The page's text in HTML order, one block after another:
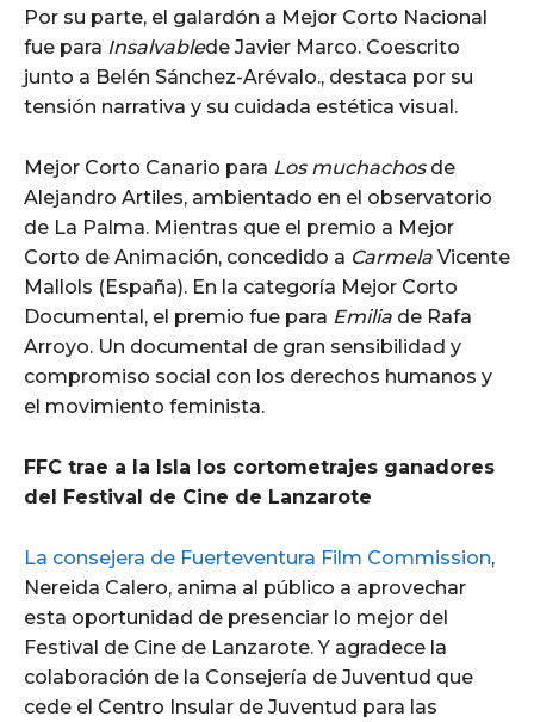
Por su parte, el galardón a Mejor Corto Nacional
fue para Insalvablede Javier Marco. Coescrito
junto a Belén Sánchez-Arévalo., destaca por su
tensión narrativa y su cuidada estética visual.
Mejor Corto Canario para Los muchachosde
Alejandro Artiles, ambientado en el observatorio
de La Palma. Mientras que el premio a Mejor
Corto de Animación, concedido a Carmela Vicente
Mallols (España). En la categoría Mejor Corto
Documental, el premio fue para Emilia de Rafa
Arroyo. Un documental de gran sensibilidad y
compromiso social con los derechos humanos y
el movimiento feminista.
FFC trae a la Isla los cortometrajes ganadores
del Festival de Cine de Lanzarote
La consejera de Fuerteventura Film Commission,
Nereida Calero, anima al público a aprovechar
esta oportunidad de presenciar lo mejor del
Festival de Cine de Lanzarote. Y agradece la
colaboración de la Consejería de Juventud que
cede el Centro Insular de Juventud para las